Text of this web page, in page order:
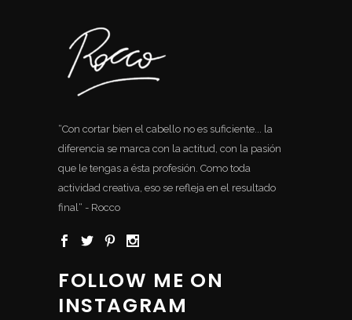
“Con cortar bien el cabello no es suficiente... la
diferencia se marca con la actitud, con la pasión
que le tengas a ésta profesión. Como toda
actividad creativa, eso se refleja en el resultado
final“ - Rocco
FOLLOW ME ON
INSTAGRAM